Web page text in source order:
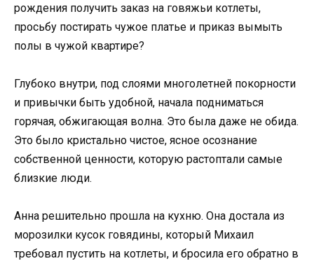
рождения получить заказ на говяжьи котлеты,
просьбу постирать чужое платье и приказ вымыть
полы в чужой квартире?
Глубоко внутри, под слоями многолетней покорности
и привычки быть удобной, начала подниматься
горячая, обжигающая волна. Это была даже не обида.
Это было кристально чистое, ясное осознание
собственной ценности, которую растоптали самые
близкие люди.
Анна решительно прошла на кухню. Она достала из
морозилки кусок говядины, который Михаил
требовал пустить на котлеты, и бросила его обратно в